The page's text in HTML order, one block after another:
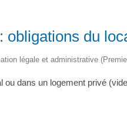
obligations du
légale et administrative
dans un logement privé